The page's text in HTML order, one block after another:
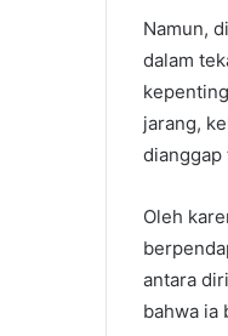
Namun,
dalam
jarang,
Oleh
antara
bahwa ia